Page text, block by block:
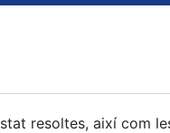
resoltes, així com